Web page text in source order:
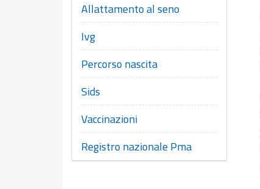
Allattamento al seno
Ivg
Percorso nascita
Sids
Vaccinazioni
Registro nazionale Pma